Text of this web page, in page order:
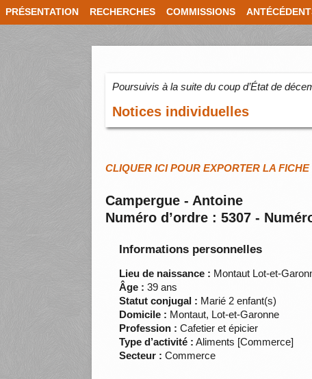
PRÉSENTATION RECHERCHES COMMISSIONS
Poursuivis à la suite du coup d’État de
Notices individuelles
CLIQUER ICI POUR EXPORTER LA FICHE
Campergue - Antoine
Numéro d’ordre : 5307 -
Informations personnelles
Lieu de naissance : Montaut Lot-et-
Âge : 39 ans
Statut conjugal : Marié 2 enfant(s)
Domicile : Montaut, Lot-et-Garonne
Profession : Cafetier et épicier
Type d’activité : Aliments [Commerce]
Secteur : Commerce